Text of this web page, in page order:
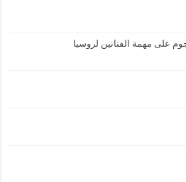
على مهمة الفنانين لروسيا